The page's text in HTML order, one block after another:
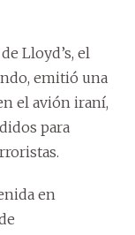
Lloyd’s, el
emitió una
el avión iraní,
para
en